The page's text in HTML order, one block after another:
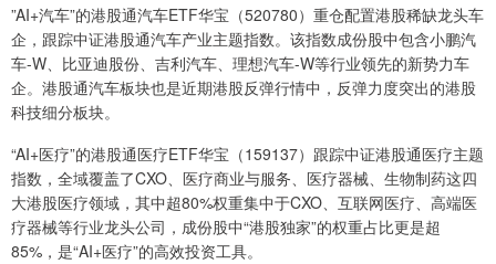
”AI+汽车”的港股通汽车ETF华宝（520780）重仓配置港股稀缺龙头车
企，跟踪中证港股通汽车产业主题指数。该指数成份股中包含小鹏汽
车-W、比亚迪股份、吉利汽车、理想汽车-W等行业领先的新势力车
企。港股通汽车板块也是近期港股反弹行情中，反弹力度突出的港股
科技细分板块。
“AI+医疗”的港股通医疗ETF华宝（159137）跟踪中证港股通医疗主题
指数，全域覆盖了CXO、医疗商业与服务、医疗器械、生物制药这四
大港股医疗领域，其中超80%权重集中于CXO、互联网医疗、高端医
疗器械等行业龙头公司，成份股中“港股独家”的权重占比更是超
85%，是“AI+医疗”的高效投资工具。